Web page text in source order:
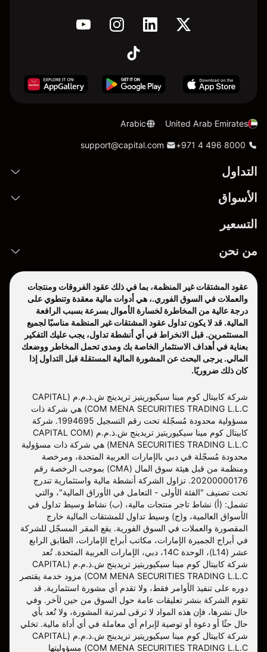
United Arab Emirates
Arabic
+971 4 496 8000
support@capital.com
التداول
الأسواق
التسعير
من نحن
عقود المشتقات غير المنظمة، بما في ذلك عقود الفروقات ومنتجات
والعملات في السوق الفوري.، هي أدوات مالية معقدة وتنطوي على
درجة عالية من المخاطرة لخسارة الأموال بسرعة بسبب الرافعة
المالية. قد لا يكون تداول عقود المشتقات غير المنظمة مناسبًا لجميع
المستثمرين. قبل الانخراط في أي أنشطة تداول، يجب عليك التفكير
بعناية في أهداف الاستثمار الخاصة بك ومدى تحمل المخاطر ووضعك
المالي. يرجى البحث عن المشورة المالية المستقلة قبل التداول إذا
كان ذلك ضروريًا.
شركة كابيتال كوم مينا سيكيوريتيز تريدينج ش.ذ.م.م (CAPITAL
COM MENA SECURITIES TRADING L.L.C) هي شركة ذات
مسؤولية محدودة مُسجّلة تحت رقم التسجيل 1994695. شركة
كابيتال كوم مينا سيكيوريتيز تريدينج ش.ذ.م.م (CAPITAL COM
MENA SECURITIES TRADING L.L.C) هي شركة ذات مسؤولية
محدودة مُسجّلة في دبي بالإمارات العربية المتحدة، ومرخصة
ومنظمة من قبل هيئة سوق المال (CMA) بموجب الرخصة رقم
20200000176. تزاول الشركة أنشطة مالية واستثمارية تندرج
تحت تصنيف "الفئة الأولى - التعامل في الأوراق المالية"، والتي
تشمل: (أ) نشاط تاجر منتجات مالية، (ب) نشاط وسيط تداول في
الأسواق العالمية، و(ج) وسيط تداول للمشتقات المالية خارج
المقصورة والعملات في السوق الفورية. يقع المقر المسجّل للشركة
في أبراج الجميرة الإمارات، مكاتب أبراج الإمارات، الطابق الرابع
عشر (L14)، الوحدة 14C، دبي، الإمارات العربية المتحدة. تُعد
شركة كابيتال كوم مينا سيكيوريتيز تريدينج ش.ذ.م.م (CAPITAL
COM MENA SECURITIES TRADING L.L.C) مزود خدمة يقتصر
دوره على تنفيذ الأوامر فقط، ولا تقدم أي مشورة استثمارية. قد
تقوم الشركة بنشر تعليقات عامة حول السوق من حين لآخر. وفي
حال نشرها، فإن هذه المواد لا ترقى لمرتبة المشورة، ولا تُعد بأي
حال حثًا أو دعوة أو توصية لإبرام أي معاملة في أي أداة مالية. تخلي
شركة كابيتال كوم مينا سيكيوريتيز تريدينج ش.ذ.م.م (CAPITAL
COM MENA SECURITIES TRADING L.L.C) مسؤوليتها